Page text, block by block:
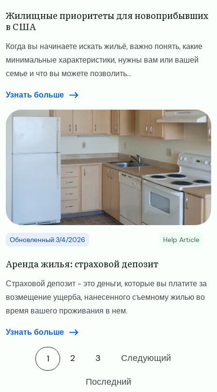
Жилищные приоритеты для новоприбывших
в США
Когда вы начинаете искать жильё, важно понять, какие
минимальные характеристики, нужны вам или вашей
семье и что вы можете позволить...
Узнать больше
Image
Обновленный:3/4/2026 Help Article
Аренда жилья: страховой депозит
Страховой депозит - это деньги, которые вы платите за
возмещение ущерба, нанесенного съемному жилью во
время вашего проживания в нем.
Узнать больше
Current page
1 2 3 Следующий
Последний